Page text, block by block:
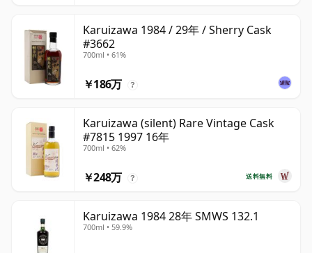
Karuizawa 1984 / 29年 / Sherry Cask
#3662
700ml • 61%
￥186万 ?
Karuizawa (silent) Rare Vintage Cask
#7815 1997 16年
700ml • 62%
送料無料
￥248万 ?
Karuizawa 1984 28年 SMWS 132.1
700ml • 59.9%